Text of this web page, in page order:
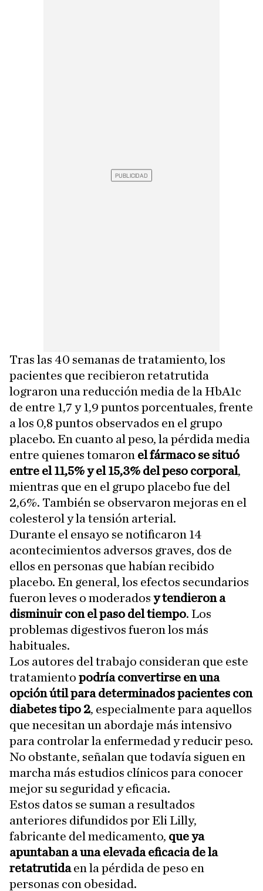
Tras las 40 semanas de tratamiento, los
pacientes que recibieron retatrutida
lograron una reducción media de la HbA1c
de entre 1,7 y 1,9 puntos porcentuales, frente
a los 0,8 puntos observados en el grupo
placebo. En cuanto al peso, la pérdida media
entre quienes tomaron el fármaco se situó
entre el 11,5% y el 15,3% del peso corporal,
mientras que en el grupo placebo fue del
2,6%. También se observaron mejoras en el
colesterol y la tensión arterial.
Durante el ensayo se notificaron 14
acontecimientos adversos graves, dos de
ellos en personas que habían recibido
placebo. En general, los efectos secundarios
fueron leves o moderados y tendieron a
disminuir con el paso del tiempo. Los
problemas digestivos fueron los más
habituales.
Los autores del trabajo consideran que este
tratamiento podría convertirse en una
opción útil para determinados pacientes con
diabetes tipo 2, especialmente para aquellos
que necesitan un abordaje más intensivo
para controlar la enfermedad y reducir peso.
No obstante, señalan que todavía siguen en
marcha más estudios clínicos para conocer
mejor su seguridad y eficacia.
Estos datos se suman a resultados
anteriores difundidos por Eli Lilly,
fabricante del medicamento, que ya
apuntaban a una elevada eficacia de la
retatrutidaen la pérdida de peso en
personas con obesidad.